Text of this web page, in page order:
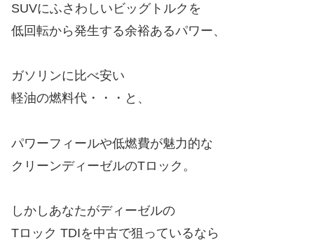
SUVにふさわしいビッグトルクを
低回転から発生する余裕あるパワー、
ガソリンに比べ安い
軽油の燃料代・・・と、
パワーフィールや低燃費が魅力的な
クリーンディーゼルのTロック。
しかしあなたがディーゼルの
Tロック TDIを中古で狙っているなら